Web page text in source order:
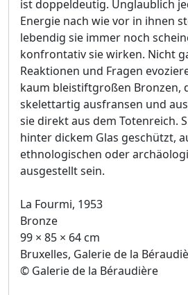
ist doppeldeutig. Unglaublich
Energie nach wie vor in ihnen
lebendig sie immer noch
konfrontativ sie wirken. Nicht
Reaktionen und Fragen
kaum bleistiftgroßen Bronzen,
skelettartig ausfransen und
sie direkt aus dem Totenreich.
hinter dickem Glas geschützt,
ethnologischen oder
ausgestellt sein.
La Fourmi, 1953
Bronze
99 × 85 × 64 cm
Bruxelles, Galerie de la
© Galerie de la Béraudière